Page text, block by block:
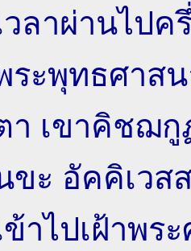
วลาผ่านไป
ระพุทธศาส
า เขาคิชฌ
ขะ อัคคิเวส
ข้าไปเฝ้าพ